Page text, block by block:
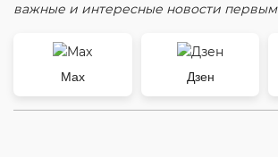
важные и интересные новости первым
Max Дзен